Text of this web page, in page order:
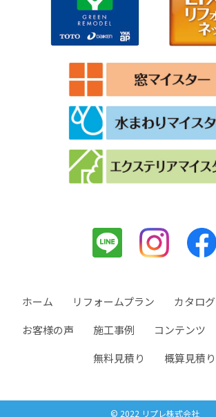
ホーム リフォームプラン カタログ
お客様の声
施工事例 コンテンツ
無料見積り
概算見積り
© 2022 リプレ株式会社